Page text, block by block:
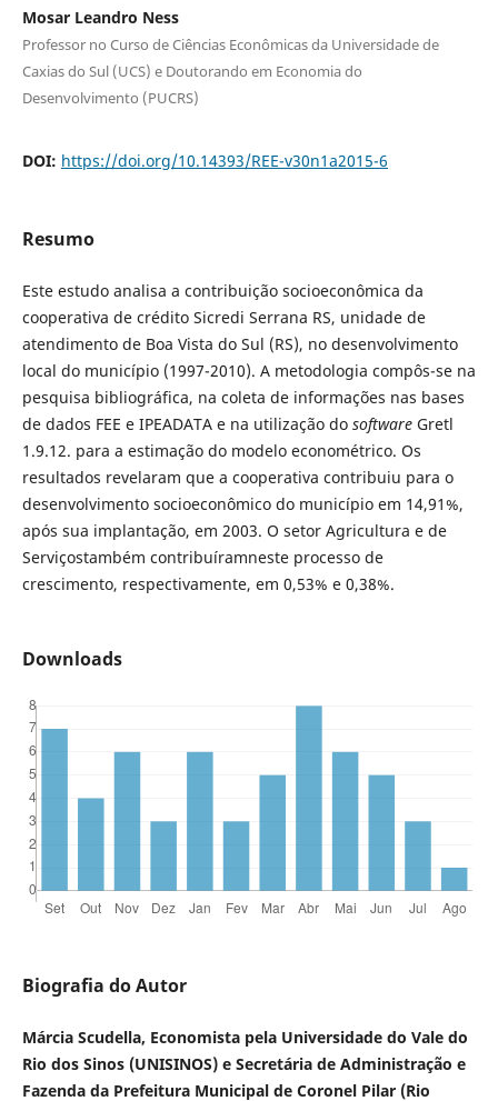
Mosar Leandro Ness
Professor no Curso de Ciências Econômicas da Universidade de
Caxias do Sul (UCS) e Doutorando em Economia do
Desenvolvimento (PUCRS)
DOI: https://doi.org/10.14393/REE-v30n1a2015-6
Resumo
Este estudo analisa a contribuição socioeconômica da
cooperativa de crédito Sicredi Serrana RS, unidade de
atendimento de Boa Vista do Sul (RS), no desenvolvimento
local do município (1997-2010). A metodologia compôs-se na
pesquisa bibliográfica, na coleta de informações nas bases
de dados FEE e IPEADATA e na utilização do software Gretl
1.9.12. para a estimação do modelo econométrico. Os
resultados revelaram que a cooperativa contribuiu para o
desenvolvimento socioeconômico do município em 14,91%,
após sua implantação, em 2003. O setor Agricultura e de
Serviçostambém contribuíramneste processo de
crescimento, respectivamente, em 0,53% e 0,38%.
Downloads
Biografia do Autor
Márcia Scudella, Economista pela Universidade do Vale do
Rio dos Sinos (UNISINOS) e Secretária de Administração e
Fazenda da Prefeitura Municipal de Coronel Pilar (Rio